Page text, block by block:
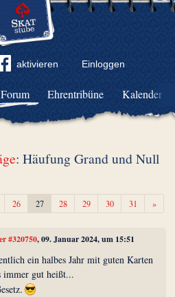
aktivieren Einloggen
Forum Ehrentribüne Kalender
: Häufung Grand und Null
26 27 28 29 30 31 »
#320750, 09. Januar 2024, um 15:51
ein halbes Jahr mit guten Karten
immer gut heißt...